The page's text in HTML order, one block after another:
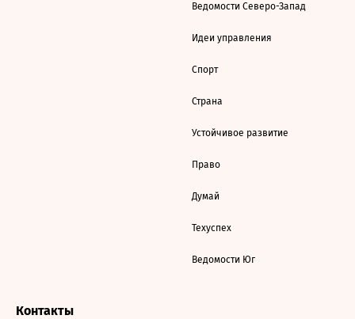
Ведомости Северо-Запад
Идеи управления
Спорт
Страна
Устойчивое развитие
Право
Думай
Техуспех
Ведомости Юг
Контакты